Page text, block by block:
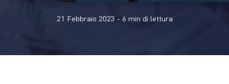
21 Febbraio 2023 - 6 min di lettura